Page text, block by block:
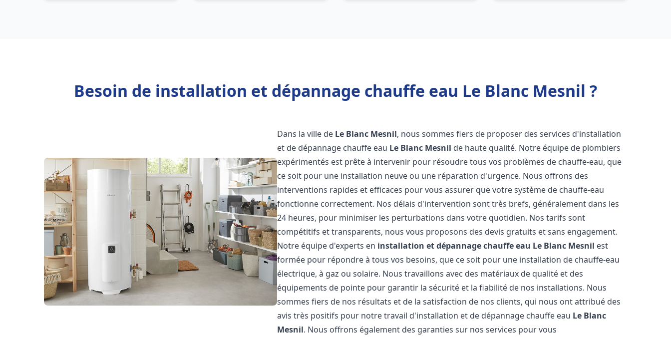
Besoin de installation et dépannage chauffe eau Le Blanc Mesnil ?
Dans la ville de Le Blanc Mesnil, nous sommes fiers de proposer des services d'installation
et de dépannage chauffe eau Le Blanc Mesnil de haute qualité. Notre équipe de plombiers
expérimentés est prête à intervenir pour résoudre tous vos problèmes de chauffe-eau, que
ce soit pour une installation neuve ou une réparation d'urgence. Nous offrons des
interventions rapides et efficaces pour vous assurer que votre système de chauffe-eau
fonctionne correctement. Nos délais d'intervention sont très brefs, généralement dans les
24 heures, pour minimiser les perturbations dans votre quotidien. Nos tarifs sont
compétitifs et transparents, nous vous proposons des devis gratuits et sans engagement.
Notre équipe d'experts en installation et dépannage chauffe eau Le Blanc Mesnil est
formée pour répondre à tous vos besoins, que ce soit pour une installation de chauffe-eau
électrique, à gaz ou solaire. Nous travaillons avec des matériaux de qualité et des
équipements de pointe pour garantir la sécurité et la fiabilité de nos installations. Nous
sommes fiers de nos résultats et de la satisfaction de nos clients, qui nous ont attribué des
avis très positifs pour notre travail d'installation et de dépannage chauffe eau Le Blanc
Mesnil. Nous offrons également des garanties sur nos services pour vous